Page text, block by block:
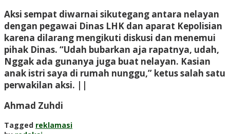
Aksi sempat diwarnai sikutegang antara nelayan
dengan pegawai Dinas LHK dan aparat Kepolisian
karena dilarang mengikuti diskusi dan menemui
pihak Dinas. “Udah bubarkan aja rapatnya, udah,
Nggak ada gunanya juga buat nelayan. Kasian
anak istri saya di rumah nunggu,” ketus salah satu
perwakilan aksi. ||
Ahmad Zuhdi
Tagged reklamasi